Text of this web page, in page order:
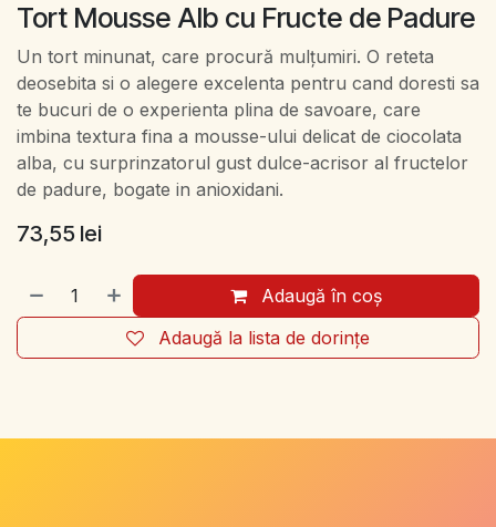
Tort Mousse Alb cu Fructe de Padure
Un tort minunat, care procură mulțumiri. O reteta
deosebita si o alegere excelenta pentru cand doresti sa
te bucuri de o experienta plina de savoare, care
imbina textura fina a mousse-ului delicat de ciocolata
alba, cu surprinzatorul gust dulce-acrisor al fructelor
de padure, bogate in anioxidani.
73,55 lei
Adaugă în coș
Adaugă la lista de dorințe